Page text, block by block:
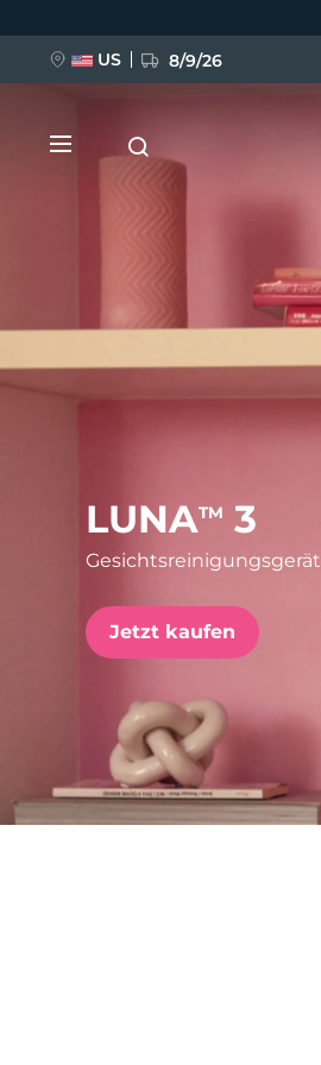
LUNATM 3
Gesichtsreinigungsgerät
Jetzt kaufen
US 8/9/26
BREAKING NEWS
issa™ Teeth Whitening Set
FAQ™ Dual LED Panel
BELIEBT